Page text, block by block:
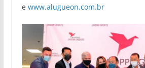
e www.alugueon.com.br